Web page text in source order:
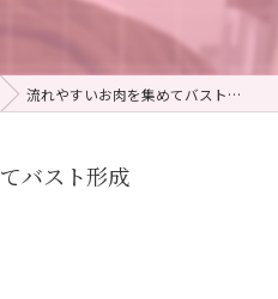
流れやすいお肉を集めてバスト形成
バスト形成